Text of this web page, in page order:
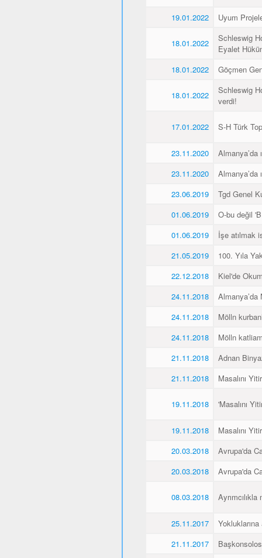
19.01.2022 Uyum
18.01.2022
Schleswig
Eyalet
18.01.2022
Göçmen
18.01.2022
Schleswig
verdi!
17.01.2022 S-H Türk
23.11.2020
Almanya’da
23.11.2020
Almanya’da
23.06.2019
Tgd Genel
01.06.2019
O-bu değil
01.06.2019
İşe atılmak
21.05.2019
100. Yıla
22.12.2018
Kiel'de
24.11.2018
Almanya’da
24.11.2018
Mölln
24.11.2018
Mölln
21.11.2018
Adnan
21.11.2018
Masalını
19.11.2018 'Masalını
19.11.2018
Masalını
20.03.2018
Avrupa'da
20.03.2018
Avrupa'da
08.03.2018
25.11.2017
Yokluklarına
21.11.2017